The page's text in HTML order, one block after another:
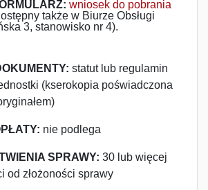
wniosek do pobrania
także w Biurze Obsługi
3, stanowisko nr 4).
statut lub regulamin
(kserokopia poświadczona
nie podlega
SPRAWY: 30 lub więcej
od złożoności sprawy